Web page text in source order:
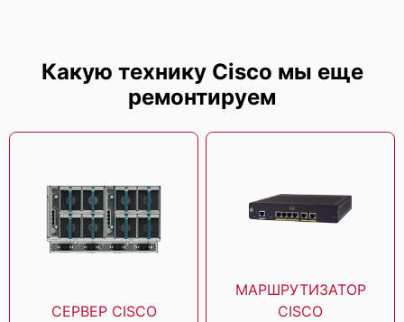
Cisco UCS C420 M3
Какую технику Cisco мы еще
ремонтируем
СЕРВЕР CISCO
МАРШРУТИЗАТОР
CISCO